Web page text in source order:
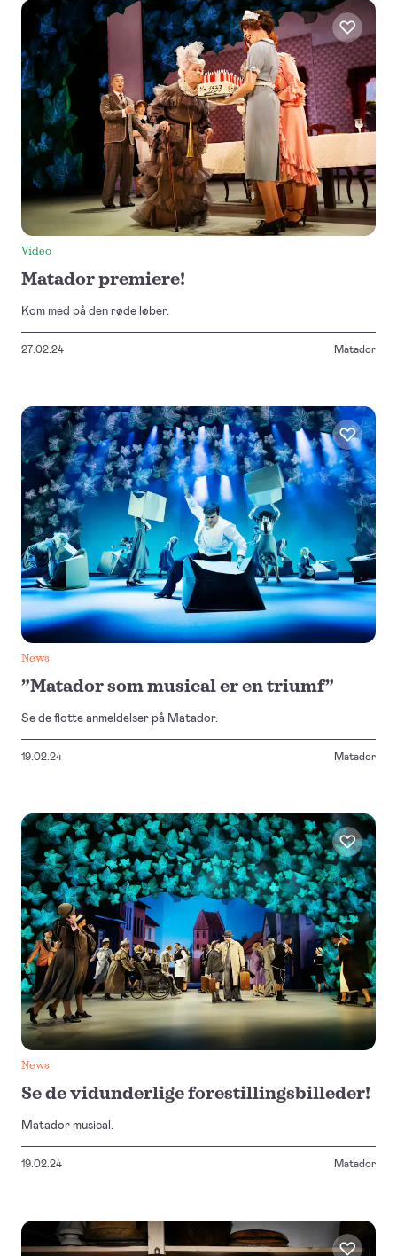
Video
Matador premiere!
Kom med på den røde løber.
27.02.24 Matador
News
”Matador som musical er en triumf”
Se de flotte anmeldelser på Matador.
19.02.24 Matador
News
Se de vidunderlige forestillingsbilleder!
Matador musical.
19.02.24 Matador